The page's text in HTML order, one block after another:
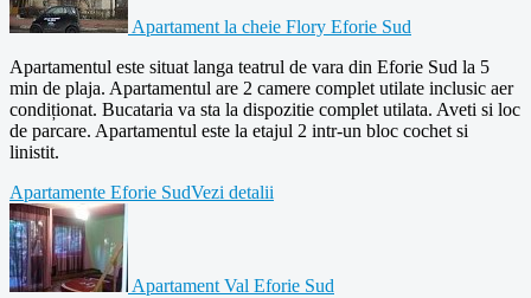
Apartament la cheie Flory Eforie Sud
Apartamentul este situat langa teatrul de vara din Eforie Sud la 5
min de plaja. Apartamentul are 2 camere complet utilate inclusic aer
condiționat. Bucataria va sta la dispozitie complet utilata. Aveti si loc
de parcare. Apartamentul este la etajul 2 intr-un bloc cochet si
linistit.
Apartamente Eforie SudVezi detalii
Apartament Val Eforie Sud